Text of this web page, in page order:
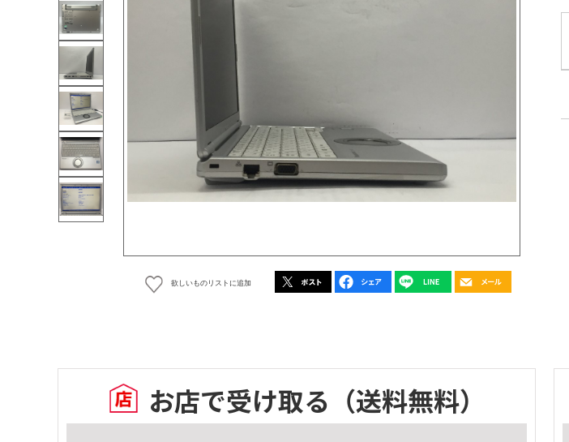
欲しいものリストに追加
お店で受け取る （送料無料）